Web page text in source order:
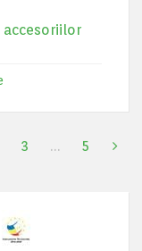
accesoriilor
3 … 5